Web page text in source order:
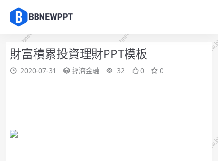
財富積累投資理財PPT模板
2020-07-31 經濟金融 32 0 0